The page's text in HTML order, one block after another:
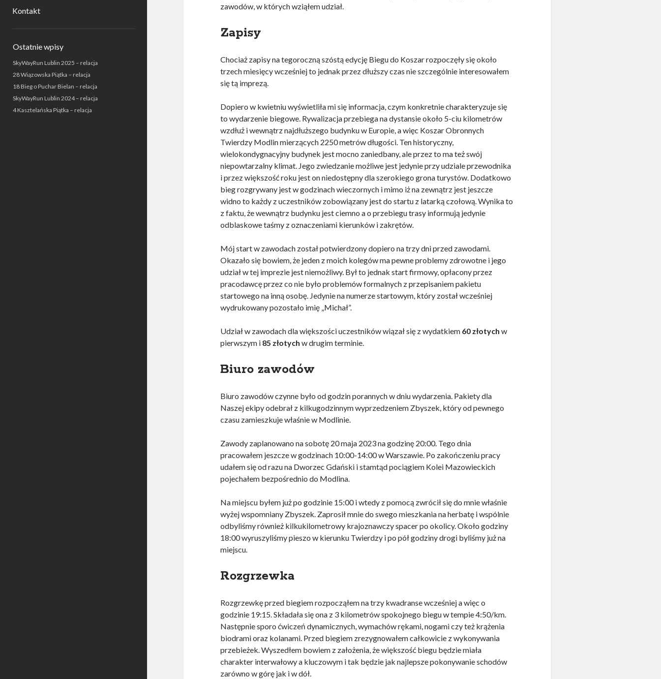
Kontakt
Ostatnie wpisy
SkyWayRun Lublin 2025 – relacja
28 Wiązowska Piątka – relacja
18 Bieg o Puchar Bielan – relacja
SkyWayRun Lublin 2024 – relacja
4 Kasztelańska Piątka – relacja
zawodów, w których wziąłem udział.
Zapisy
Chociaż zapisy na tegoroczną szóstą edycję Biegu do Koszar rozpoczęły się około
trzech miesięcy wcześniej to jednak przez dłuższy czas nie szczególnie interesowałem
się tą imprezą.
Dopiero w kwietniu wyświetliła mi się informacja, czym konkretnie charakteryzuje się
to wydarzenie biegowe. Rywalizacja przebiega na dystansie około 5-ciu kilometrów
wzdłuż i wewnątrz najdłuższego budynku w Europie, a więc Koszar Obronnych
Twierdzy Modlin mierzących 2250 metrów długości. Ten historyczny,
wielokondygnacyjny budynek jest mocno zaniedbany, ale przez to ma też swój
niepowtarzalny klimat. Jego zwiedzanie możliwe jest jedynie przy udziale przewodnika
i przez większość roku jest on niedostępny dla szerokiego grona turystów. Dodatkowo
bieg rozgrywany jest w godzinach wieczornych i mimo iż na zewnątrz jest jeszcze
widno to każdy z uczestników zobowiązany jest do startu z latarką czołową. Wynika to
z faktu, że wewnątrz budynku jest ciemno a o przebiegu trasy informują jedynie
odblaskowe taśmy z oznaczeniami kierunków i zakrętów.
Mój start w zawodach został potwierdzony dopiero na trzy dni przed zawodami.
Okazało się bowiem, że jeden z moich kolegów ma pewne problemy zdrowotne i jego
udział w tej imprezie jest niemożliwy. Był to jednak start firmowy, opłacony przez
pracodawcę przez co nie było problemów formalnych z przepisaniem pakietu
startowego na inną osobę. Jedynie na numerze startowym, który został wcześniej
wydrukowany pozostało imię „Michał”.
Udział w zawodach dla większości uczestników wiązał się z wydatkiem 60 złotych w
pierwszym i 85 złotych w drugim terminie.
Biuro zawodów
Biuro zawodów czynne było od godzin porannych w dniu wydarzenia. Pakiety dla
Naszej ekipy odebrał z kilkugodzinnym wyprzedzeniem Zbyszek, który od pewnego
czasu zamieszkuje właśnie w Modlinie.
Zawody zaplanowano na sobotę 20 maja 2023 na godzinę 20:00. Tego dnia
pracowałem jeszcze w godzinach 10:00-14:00 w Warszawie. Po zakończeniu pracy
udałem się od razu na Dworzec Gdański i stamtąd pociągiem Kolei Mazowieckich
pojechałem bezpośrednio do Modlina.
Na miejscu byłem już po godzinie 15:00 i wtedy z pomocą zwrócił się do mnie właśnie
wyżej wspomniany Zbyszek. Zaprosił mnie do swego mieszkania na herbatę i wspólnie
odbyliśmy również kilkukilometrowy krajoznawczy spacer po okolicy. Około godziny
18:00 wyruszyliśmy pieszo w kierunku Twierdzy i po pół godziny drogi byliśmy już na
miejscu.
Rozgrzewka
Rozgrzewkę przed biegiem rozpocząłem na trzy kwadranse wcześniej a więc o
godzinie 19:15. Składała się ona z 3 kilometrów spokojnego biegu w tempie 4:50/km.
Następnie sporo ćwiczeń dynamicznych, wymachów rękami, nogami czy też krążenia
biodrami oraz kolanami. Przed biegiem zrezygnowałem całkowicie z wykonywania
przebieżek. Wyszedłem bowiem z założenia, że większość biegu będzie miała
charakter interwałowy a kluczowym i tak będzie jak najlepsze pokonywanie schodów
zarówno w górę jak i w dół.